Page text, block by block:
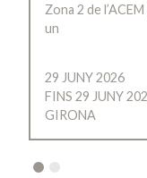
Zona 2 de
un
29 JUNY 2026
FINS 29 JUNY
GIRONA